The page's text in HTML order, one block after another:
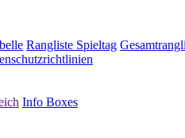
Rangliste Spieltag
Info Boxes